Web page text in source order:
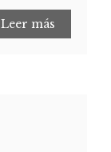
Leer más